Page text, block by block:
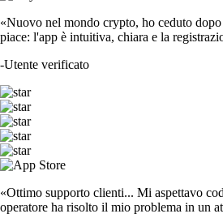
«Nuovo nel mondo crypto, ho ceduto
piace: l'app è intuitiva, chiara e la
-Utente verificato
«Ottimo supporto clienti... Mi aspettavo
operatore ha risolto il mio problema in un